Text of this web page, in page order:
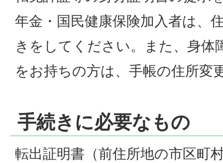
年金・国民健康保険加入者は、
きをしてください。また、身体
をお持ちの方は、手帳の住所変
手続きに必要なもの
転出証明書（前住所地の市区町